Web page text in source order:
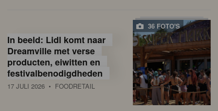
36 FOTO'S
In beeld: Lidl komt naar
Dreamville met verse
producten, eiwitten en
festivalbenodigdheden
17 JULI 2026 • FOODRETAIL